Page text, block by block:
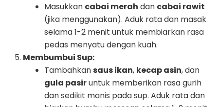
Masukkan cabai merah dan cabai rawit
(jika menggunakan). Aduk rata dan masak
selama 1-2 menit untuk membiarkan rasa
pedas menyatu dengan kuah.
Membumbui Sup:
Tambahkansaus ikan, kecap asin, dan
gula pasiruntuk memberikan rasa gurih
dan sedikit manis pada sup. Aduk rata dan